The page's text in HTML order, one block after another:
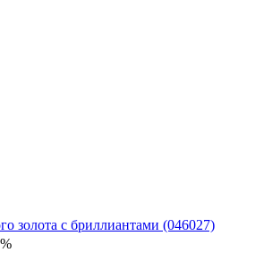
золота с бриллиантами (046027)